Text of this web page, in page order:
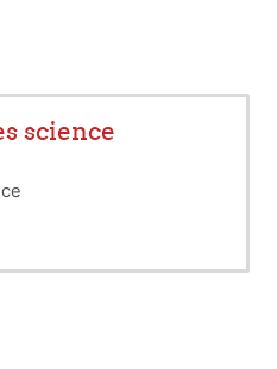
science